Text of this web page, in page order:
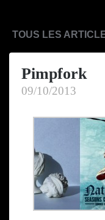
TOUS LES
Pimpfork
09/10/2013